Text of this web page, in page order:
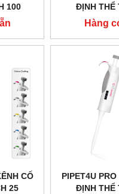
100
AHN -
ĐỊNH THỂ
MICROLIT
ĐỨC
Hàng
CỐ
25
PIPET4U
ĐỊNH THỂ